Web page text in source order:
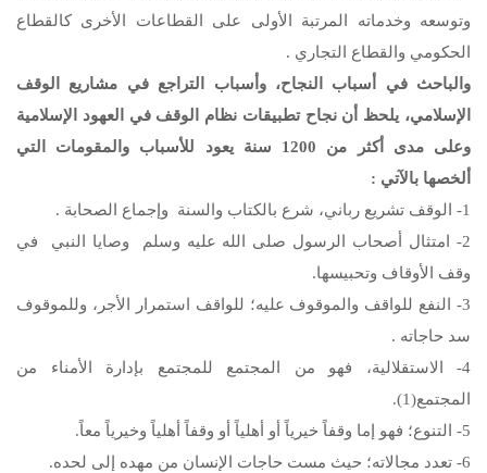
وتوسعه وخدماته المرتبة الأولى على القطاعات الأخرى كالقطاع
الحكومي والقطاع التجاري .
والباحث في أسباب النجاح، وأسباب التراجع في مشاريع الوقف
الإسلامي، يلحظ أن نجاح تطبيقات نظام الوقف في العهود الإسلامية
وعلى مدى أكثر من 1200 سنة يعود للأسباب والمقومات التي
ألخصها بالآتي :
1- الوقف تشريع رباني، شرع بالكتاب والسنة وإجماع الصحابة .
2- امتثال أصحاب الرسول صلى الله عليه وسلم وصايا النبي في
وقف الأوقاف وتحبيسها.
3- النفع للواقف والموقوف عليه؛ للواقف استمرار الأجر، وللموقوف
سد حاجاته .
4- الاستقلالية، فهو من المجتمع للمجتمع بإدارة الأمناء من
المجتمع(1).
5- التنوع؛ فهو إما وقفاً خيرياً أو أهلياً أو وقفاً أهلياً وخيرياً معاً.
6- تعدد مجالاته؛ حيث مست حاجات الإنسان من مهده إلى لحده.